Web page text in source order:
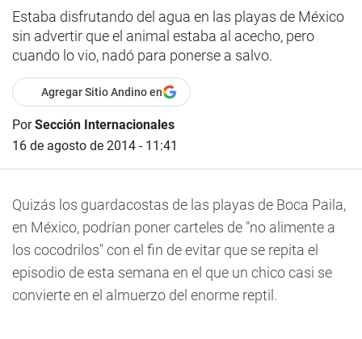
Estaba disfrutando del agua en las playas de México
sin advertir que el animal estaba al acecho, pero
cuando lo vio, nadó para ponerse a salvo.
Agregar Sitio Andino en
PorSección Internacionales
16 de agosto de 2014 - 11:41
Quizás los guardacostas de las playas de Boca Paila,
en México, podrían poner carteles de "no alimente a
los cocodrilos" con el fin de evitar que se repita el
episodio de esta semana en el que un chico casi se
convierte en el almuerzo del enorme reptil.